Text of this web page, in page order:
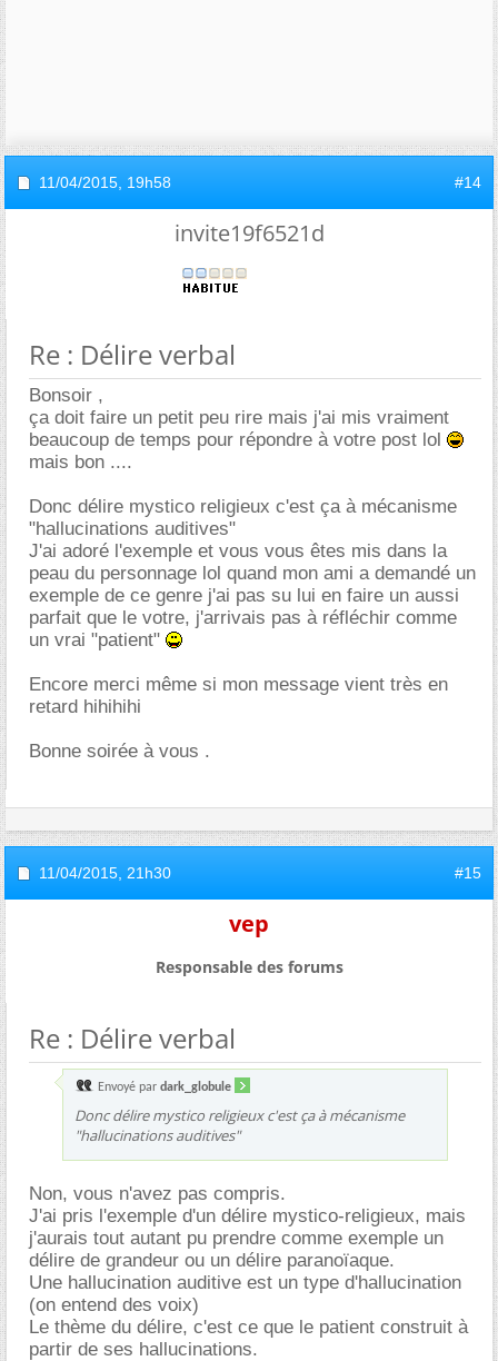
11/04/2015, 19h58 #14
invite19f6521d
Re : Délire verbal
Bonsoir ,
ça doit faire un petit peu rire mais j'ai mis vraiment
beaucoup de temps pour répondre à votre post lol
mais bon ....
Donc délire mystico religieux c'est ça à mécanisme
"hallucinations auditives"
J'ai adoré l'exemple et vous vous êtes mis dans la
peau du personnage lol quand mon ami a demandé un
exemple de ce genre j'ai pas su lui en faire un aussi
parfait que le votre, j'arrivais pas à réfléchir comme
un vrai "patient"
Encore merci même si mon message vient très en
retard hihihihi
Bonne soirée à vous .
11/04/2015, 21h30 #15
vep
Responsable des forums
Re : Délire verbal
Envoyé par dark_globule
Donc délire mystico religieux c'est ça à mécanisme
"hallucinations auditives"
Non, vous n'avez pas compris.
J'ai pris l'exemple d'un délire mystico-religieux, mais
j'aurais tout autant pu prendre comme exemple un
délire de grandeur ou un délire paranoïaque.
Une hallucination auditive est un type d'hallucination
(on entend des voix)
Le thème du délire, c'est ce que le patient construit à
partir de ses hallucinations.